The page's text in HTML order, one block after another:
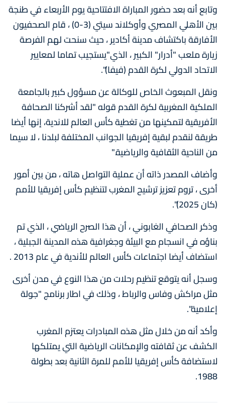
وتابع أنه بعد حضور المباراة الافتتاحية يوم الأربعاء في طنجة
بين الأهلي المصري وأوكلاند سيتي (3-0) ، قام الصحفيون
الأفارقة باكتشاف مدينة أكادير ، حيث سنحت لهم الفرصة
زيارة ملعب "أدرار" الكبير ، الذي"يستجيب تماما لمعايير
الاتحاد الدولي لكرة القدم (فيفا)".
ونقل المبعوث الخاص للوكالة عن مسؤول كبير بالجامعة
الملكية المغربية لكرة القدم قوله "لقد أشركنا الصحافة
الأفريقية لتمكينها من تغطية كأس العالم للاندية، إنها أيضا
طريقة لنقدم لبقية إفريقيا الجوانب المختلفة لبلدنا ، لا سيما
من الناحية الثقافية والرياضية."
وأضاف المصدر ذاته أن عملية التواصل هاته ، من بين أمور
أخرى ، تروم تعزيز ترشيح المغرب لتنظيم كأس إفريقيا للأمم
(كان 2025)".
وذكر الصحافي الغابوني ، أن هذا الصرح الرياضي ، الذي تم
بناؤه في انسجام مع البيئة وجغرافية هذه المدينة الجبلية ،
استضاف أيضا اجتماعات كأس العالم للأندية في عام 2013 .
وسجل أنه يتوقع تنظيم رحلات من هذا النوع في مدن أخرى
مثل مراكش وفاس والرباط ، وذلك في اطار برنامج "جولة
إعلامية".
وأكد أنه من خلال مثل هذه المبادرات يعتزم المغرب
الكشف عن ثقافته والإمكانات الرياضية التي يمتلكها
لاستضافة كأس إفريقيا للأمم للمرة الثانية بعد بطولة
1988.